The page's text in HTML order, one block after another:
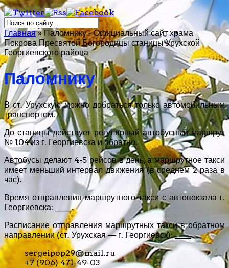
Главная »Паломнику - Официальный сайт храма
Покрова Пресвятой Богородицы станицы Урухской
Георгиевского района
Паломнику
В ст. Урухскую можно добраться только автомобильным
транспортом.
До станицы действует регулярный автобусный маршрут
№ 104 из г. Георгиевска и обратно.
Автобусы делают 4-5 рейсов в день, а маршрутное такси
имеет меньший интервал движения (в среднем 2 раза в
час).
Время отправления маршрутного такси с автовокзала г.
Георгиевска: ____.
Расписание отправления маршрутных такси в обратном
направлении (ст. Урухская — г. Георгиевск): ____
sergeipop29@mail.ru
+7 (906) 471-49-03